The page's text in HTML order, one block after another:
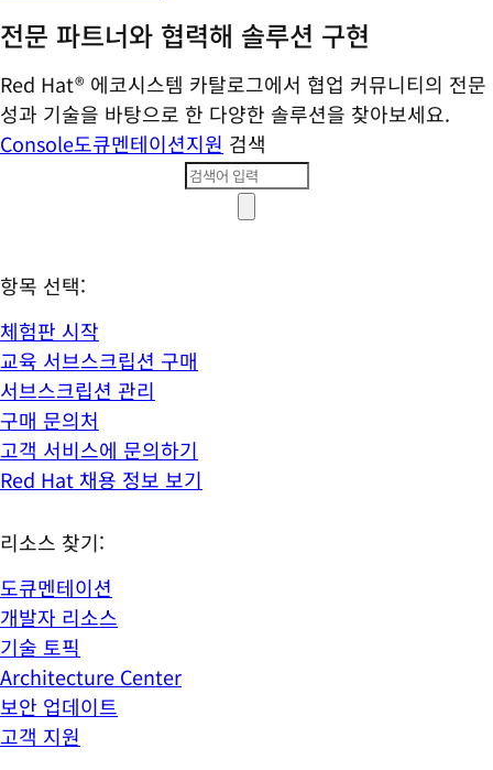
전문 파트너와 협력해 솔루션 구현
Red Hat® 에코시스템 카탈로그에서 협업 커뮤니티의 전문
성과 기술을 바탕으로 한 다양한 솔루션을 찾아보세요.
Console도큐멘테이션지원 검색
항목 선택:
체험판 시작
교육 서브스크립션 구매
서브스크립션 관리
구매 문의처
고객 서비스에 문의하기
Red Hat 채용 정보 보기
리소스 찾기:
도큐멘테이션
개발자 리소스
기술 토픽
Architecture Center
보안 업데이트
고객 지원